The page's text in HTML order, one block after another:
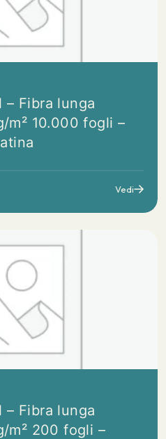
– Fibra lunga
m² 10.000 fogli –
Vedi
– Fibra lunga
m² 200 fogli –